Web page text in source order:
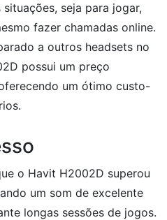
seja para jogar,
fazer chamadas online.
a outros headsets no
possui um preço
um ótimo custo-
o Havit H2002D superou
um som de excelente
longas sessões de jogos.